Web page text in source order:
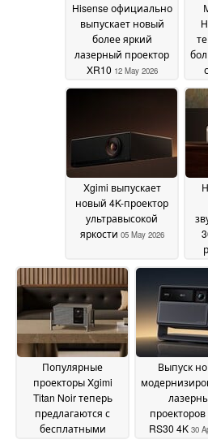
Hisense официально
выпускает новый
более яркий
лазерный проектор
XR10 12 May 2026
Xgimi выпускает
новый 4K-проектор
ультравысокой
яркости 05 May 2026
Популярные
проекторы Xgimi
Titan Noir теперь
предлагаются с
бесплатными
Выпуск
проекторов
RS30 4K 30